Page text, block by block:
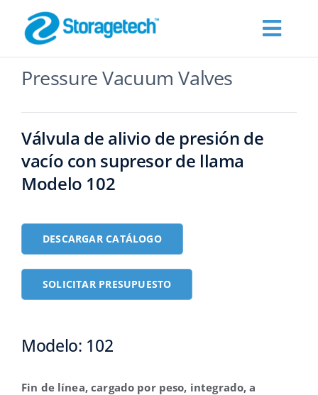
content
Sobre Nosotros
Solicitar presupuesto
Pressure Vacuum Valves
Válvula de alivio de presión de
vacío con supresor de llama
Modelo 102
DESCARGAR CATÁLOGO
SOLICITAR PRESUPUESTO
Modelo: 102
Fin de línea, cargado por peso, integrado, a